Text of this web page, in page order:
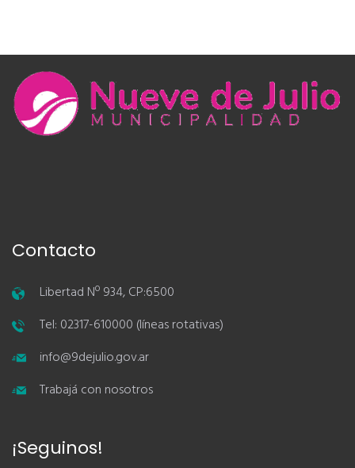
Contacto
Libertad Nº 934, CP:6500
Tel: 02317-610000 (líneas rotativas)
info@9dejulio.gov.ar
Trabajá con nosotros
¡Seguinos!